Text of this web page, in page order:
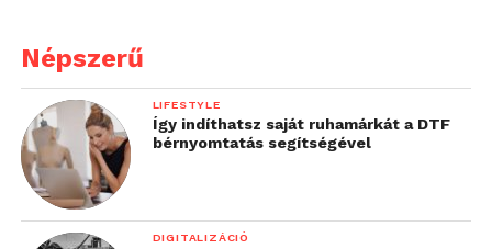
Népszerű
LIFESTYLE
Így indíthatsz saját ruhamárkát a DTF
bérnyomtatás segítségével
DIGITALIZÁCIÓ